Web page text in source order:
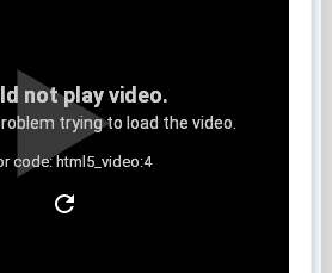
not play video.
trying to load the video.
code: html5_video:4